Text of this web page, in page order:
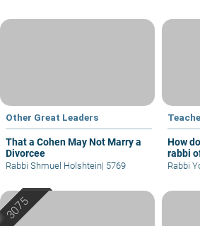
Other Great Leaders
That a Cohen May Not Marry a
Divorcee
Rabbi Shmuel Holshtein| 5769
How
rabbi